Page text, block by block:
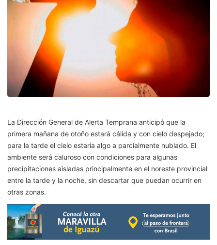
La Dirección General de Alerta Temprana anticipó que la
primera mañana de otoño estará cálida y con cielo despejado;
para la tarde el cielo estaría algo a parcialmente nublado. El
ambiente será caluroso con condiciones para algunas
precipitaciones aisladas principalmente en el noreste provincial
entre la tarde y la noche, sin descartar que puedan ocurrir en
otras zonas.